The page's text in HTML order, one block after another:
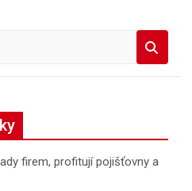
firem, profitují pojišťovny a